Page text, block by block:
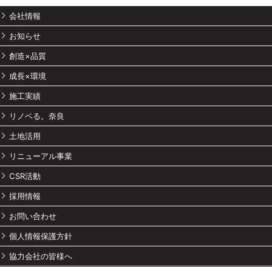
会社情報
お知らせ
創造×品質
成長×環境
施工実績
リノベる。奈良
土地活用
リニューアル事業
CSR活動
採用情報
お問い合わせ
個人情報保護方針
協力会社の皆様へ